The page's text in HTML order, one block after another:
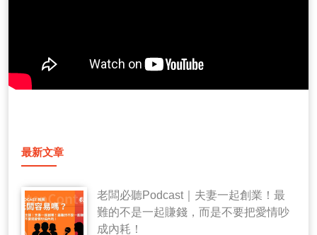
最新文章
老闆必聽Podcast｜夫妻一起創業！最
難的不是一起賺錢，而是不要把愛情吵
成內耗！